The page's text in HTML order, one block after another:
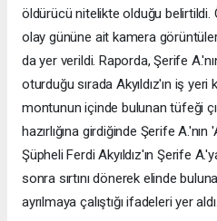
öldürücü nitelikte olduğu belirtildi.
olay gününe ait kamera
da yer verildi. Raporda, Şerife
oturduğu sırada Akyıldız'ın iş yeri
montunun içinde bulunan tüfeği
hazırlığına girdiğinde Şerife
Şüpheli Ferdi Akyıldız'ın Şerife
sonra sırtını dönerek elinde
ayrılmaya çalıştığı ifadeleri yer aldı.